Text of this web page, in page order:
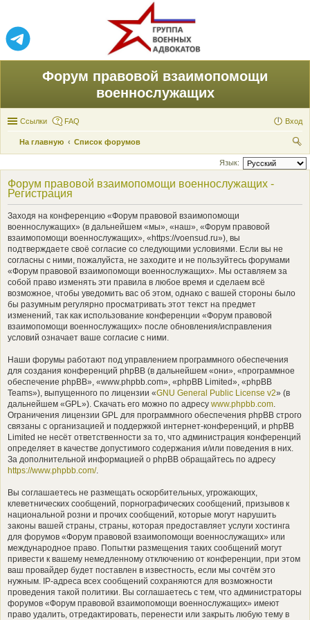
Форум правовой взаимопомощи
военнослужащих
Ссылки FAQ Вход
На главную
Список форумов
ои
Язык:
Форум правовой взаимопомощи военнослужащих -
Регистрация
Заходя на конференцию «Форум правовой взаимопомощи
военнослужащих» (в дальнейшем «мы», «наш», «Форум правовой
взаимопомощи военнослужащих», «https://voensud.ru»), вы
подтверждаете своё согласие со следующими условиями. Если вы не
согласны с ними, пожалуйста, не заходите и не пользуйтесь форумами
«Форум правовой взаимопомощи военнослужащих». Мы оставляем за
собой право изменять эти правила в любое время и сделаем всё
возможное, чтобы уведомить вас об этом, однако с вашей стороны было
бы разумным регулярно просматривать этот текст на предмет
изменений, так как использование конференции «Форум правовой
взаимопомощи военнослужащих» после обновления/исправления
условий означает ваше согласие с ними.
Наши форумы работают под управлением программного обеспечения
для создания конференций phpBB (в дальнейшем «они», «программное
обеспечение phpBB», «www.phpbb.com», «phpBB Limited», «phpBB
Teams»), выпущенного по лицензии «GNU General Public License v2» (в
дальнейшем «GPL»). Скачать его можно по адресу www.phpbb.com.
Ограничения лицензии GPL для программного обеспечения phpBB строго
связаны с организацией и поддержкой интернет-конференций, и phpBB
Limited не несёт ответственности за то, что администрация конференций
определяет в качестве допустимого содержания и/или поведения в них.
За дополнительной информацией о phpBB обращайтесь по адресу
https://www.phpbb.com/.
Вы соглашаетесь не размещать оскорбительных, угрожающих,
клеветнических сообщений, порнографических сообщений, призывов к
национальной розни и прочих сообщений, которые могут нарушить
законы вашей страны, страны, которая предоставляет услуги хостинга
для форумов «Форум правовой взаимопомощи военнослужащих» или
международное право. Попытки размещения таких сообщений могут
привести к вашему немедленному отключению от конференции, при этом
ваш провайдер будет поставлен в известность, если мы сочтём это
нужным. IP-адреса всех сообщений сохраняются для возможности
проведения такой политики. Вы соглашаетесь с тем, что администраторы
форумов «Форум правовой взаимопомощи военнослужащих» имеют
право удалить, отредактировать, перенести или закрыть любую тему в